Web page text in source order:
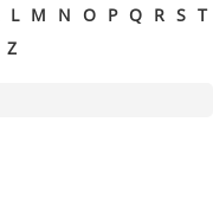
L M N O P Q R S T
Z